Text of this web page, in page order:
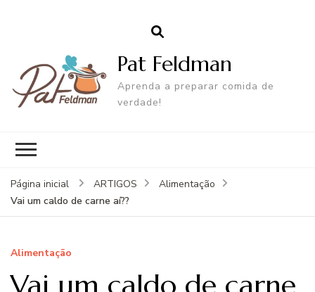
Pat Feldman
Aprenda a preparar comida de
verdade!
Página inicial ARTIGOS
Alimentação
Vai um caldo de carne aí­??
Alimentação
Vai um caldo de carne